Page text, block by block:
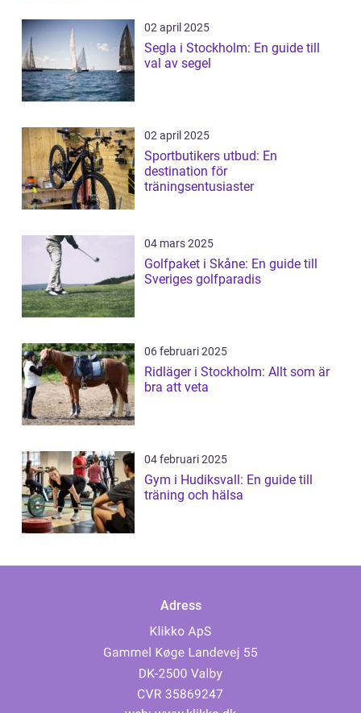
02 april 2025
Segla i Stockholm: En guide till
val av segel
02 april 2025
Sportbutikers utbud: En
destination för
träningsentusiaster
04 mars 2025
Golfpaket i Skåne: En guide till
Sveriges golfparadis
06 februari 2025
Ridläger i Stockholm: Allt som är
bra att veta
04 februari 2025
Gym i Hudiksvall: En guide till
träning och hälsa
Adress